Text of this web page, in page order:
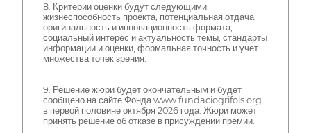
8. Критерии оценки будут следующими:
жизнеспособность проекта, потенциальная отдача,
оригинальность и инновационность формата,
социальный интерес и актуальность темы, стандарты
информации и оценки, формальная точность и учет
множества точек зрения.
9. Решение жюри будет окончательным и будет
сообщено на сайте Фонда www.fundaciogrifols.org
в первой половине октября 2026 года. Жюри может
принять решение об отказе в присуждении премии.